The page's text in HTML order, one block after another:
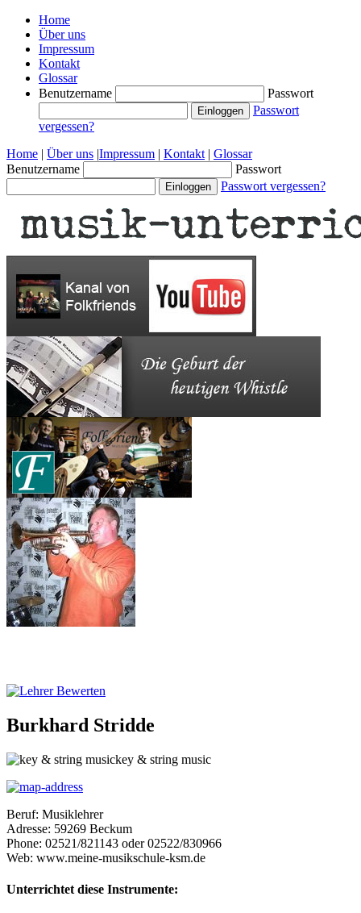
Home
Über uns
Impressum
Kontakt
Glossar
Benutzername
Passwort
Passwort
vergessen?
Home | Über uns |Impressum | Kontakt | Glossar
Benutzername
Passwort
Passwort vergessen?
Burkhard Stridde
key & string music
Beruf: Musiklehrer
Adresse: 59269 Beckum
Phone: 02521/821143 oder 02522/830966
Web: www.meine-musikschule-ksm.de
Unterrichtet diese Instrumente: